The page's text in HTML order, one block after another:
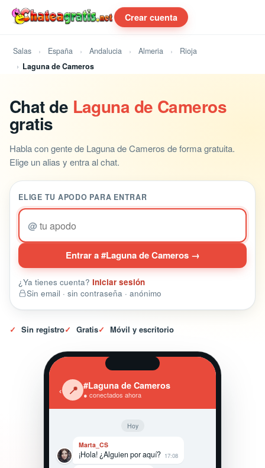
Crear cuenta
Salas España Andalucia Almeria
Rioja
Laguna de Cameros
Chat de Laguna de Cameros
gratis
Habla con gente de Laguna de Cameros de forma gratuita.
Elige un alias y entra al chat.
ELIGE TU APODO PARA ENTRAR
@
Entrar a #Laguna de Cameros →
¿Ya tienes cuenta? Iniciar sesión
Sin email · sin contraseña · anónimo
✓ Sin registro✓ Gratis✓ Móvil y escritorio
‹ 📍 #Laguna de Cameros
● conectados ahora
Hoy
Marta_CS
¡Hola! ¿Alguien por aquí? 17:08